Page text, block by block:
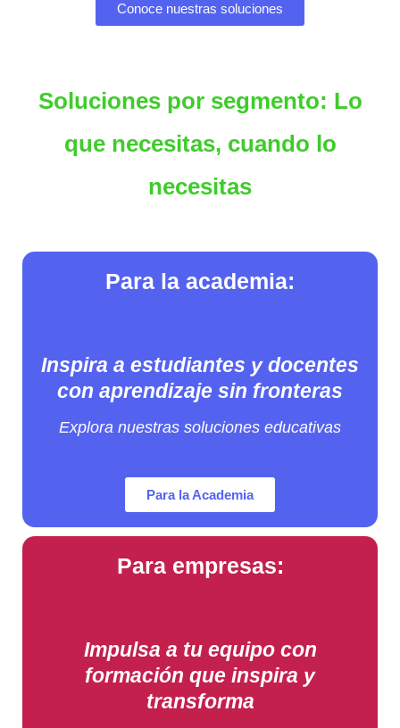
Conoce nuestras soluciones
Soluciones por segmento: Lo
que necesitas, cuando lo
necesitas
Para la academia:
Inspira a estudiantes y docentes
con aprendizaje sin fronteras
Explora nuestras soluciones educativas
Para la Academia
Para empresas:
Impulsa a tu equipo con
formación que inspira y
transforma